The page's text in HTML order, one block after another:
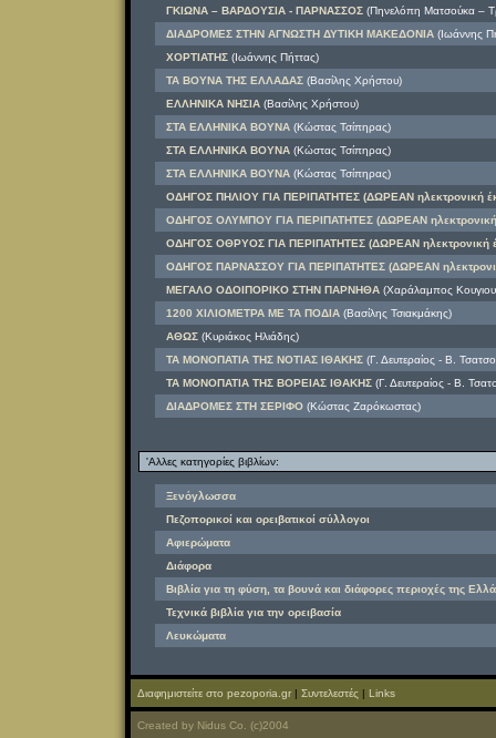
ΓΚΙΩΝΑ – ΒΑΡΔΟΥΣΙΑ - ΠΑΡΝΑΣΣΟΣ(Πηνελόπη Ματσούκα –
ΔΙΑΔΡΟΜΕΣ ΣΤΗΝ ΑΓΝΩΣΤΗ ΔΥΤΙΚΗ ΜΑΚΕΔΟΝΙΑ(Ιωάννης
ΧΟΡΤΙΑΤΗΣ(Ιωάννης Πήττας)
ΤΑ ΒΟΥΝΑ ΤΗΣ ΕΛΛΑΔΑΣ(Βασίλης Χρήστου)
ΕΛΛΗΝΙΚΑ ΝΗΣΙΑ(Βασίλης Χρήστου)
ΣΤΑ ΕΛΛΗΝΙΚΑ ΒΟΥΝΑ(Κώστας Τσίπηρας)
ΣΤΑ ΕΛΛΗΝΙΚΑ ΒΟΥΝΑ(Κώστας Τσίπηρας)
ΣΤΑ ΕΛΛΗΝΙΚΑ ΒΟΥΝΑ(Κώστας Τσίπηρας)
ΟΔΗΓΟΣ ΠΗΛΙΟΥ ΓΙΑ ΠΕΡΙΠΑΤΗΤΕΣ (ΔΩΡΕΑΝ ηλεκτρονική
ΟΔΗΓΟΣ ΟΛΥΜΠΟΥ ΓΙΑ ΠΕΡΙΠΑΤΗΤΕΣ (ΔΩΡΕΑΝ
ΟΔΗΓΟΣ ΟΘΡΥΟΣ ΓΙΑ ΠΕΡΙΠΑΤΗΤΕΣ (ΔΩΡΕΑΝ ηλεκτρονική
ΟΔΗΓΟΣ ΠΑΡΝΑΣΣΟΥ ΓΙΑ ΠΕΡΙΠΑΤΗΤΕΣ (ΔΩΡΕΑΝ
ΜΕΓΑΛΟ ΟΔΟΙΠΟΡΙΚΟ ΣΤΗΝ ΠΑΡΝΗΘΑ(Χαράλαμπος
1200 ΧΙΛΙΟΜΕΤΡΑ ΜΕ ΤΑ ΠΟΔΙΑ(Βασίλης Τσιακμάκης)
ΑΘΩΣ(Κυριάκος Ηλιάδης)
ΤΑ ΜΟΝΟΠΑΤΙΑ ΤΗΣ ΝΟΤΙΑΣ ΙΘΑΚΗΣ(Γ. Δευτεραίος - Β.
ΤΑ ΜΟΝΟΠΑΤΙΑ ΤΗΣ ΒΟΡΕΙΑΣ ΙΘΑΚΗΣ(Γ. Δευτεραίος - Β.
ΔΙΑΔΡΟΜΕΣ ΣΤΗ ΣΕΡΙΦΟ(Κώστας Ζαρόκωστας)
'Αλλες κατηγορίες βιβλίων:
Ξενόγλωσσα
Πεζοπορικοί και ορειβατικοί σύλλογοι
Αφιερώματα
Διάφορα
Βιβλία για τη φύση, τα βουνά και διάφορες περιοχές της
Τεχνικά βιβλία για την ορειβασία
Λευκώματα
Διαφημιστείτε στο pezoporia.gr | Συντελεστές | Links
Created by Nidus Co. (c)2004